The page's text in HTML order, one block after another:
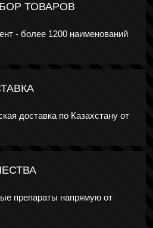
ТОВАРОВ
- более 1200 наименований
доставка по Казахстану от
препараты напрямую от